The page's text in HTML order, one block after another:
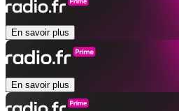
En savoir plus
En savoir plus